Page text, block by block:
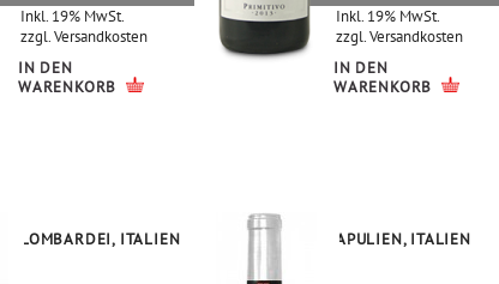
Inkl. 19% MwSt.
zzgl.Versandkosten
IN DEN
WARENKORB
Inkl. 19% MwSt.
zzgl.Versandkosten
IN DEN
WARENKORB
LOMBARDEI, ITALIEN APULIEN, ITALIEN